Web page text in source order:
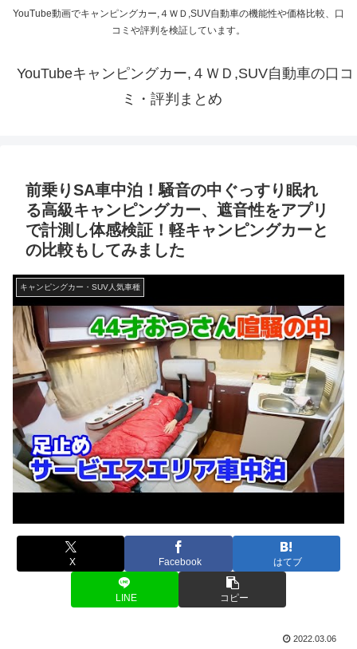
YouTube動画でキャンピングカー,４ＷＤ,SUV自動車の機能性や価格比較、口
コミや評判を検証しています。
YouTubeキャンピングカー,４ＷＤ,SUV自動車の口コ
ミ・評判まとめ
前乗りSA車中泊！騒音の中ぐっすり眠れ
る高級キャンピングカー、遮音性をアプリ
で計測し体感検証！軽キャンピングカーと
の比較もしてみました
キャンピングカー・SUV人気車種
X Facebook はてブ
LINE コピー
2022.03.06